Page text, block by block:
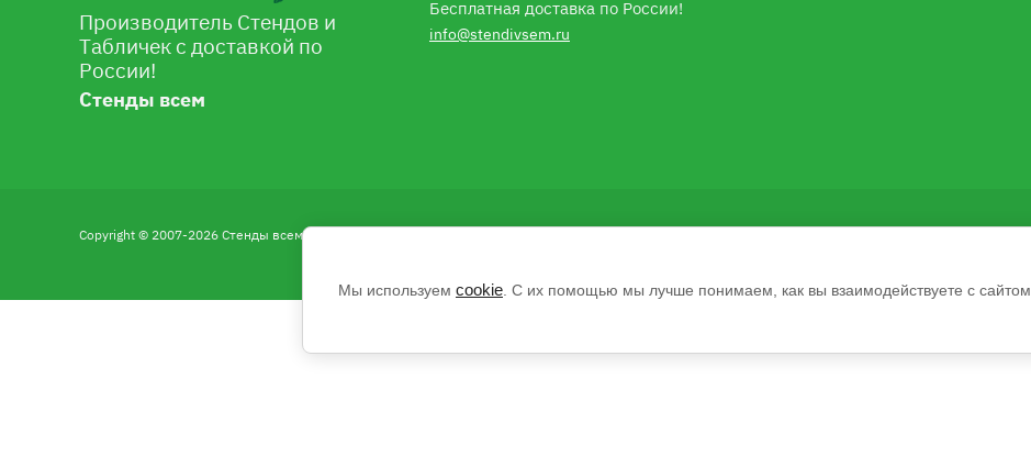
Производитель Стендов и
Табличек с доставкой по
России!
Стенды всем
Бесплатная доставка по России!
info@stendivsem.ru
Copyright © 2007-2026 Стенды всем
Мы используемcookie . С их помощью мы лучше понимаем, как вы взаимодействуете с сайтом.